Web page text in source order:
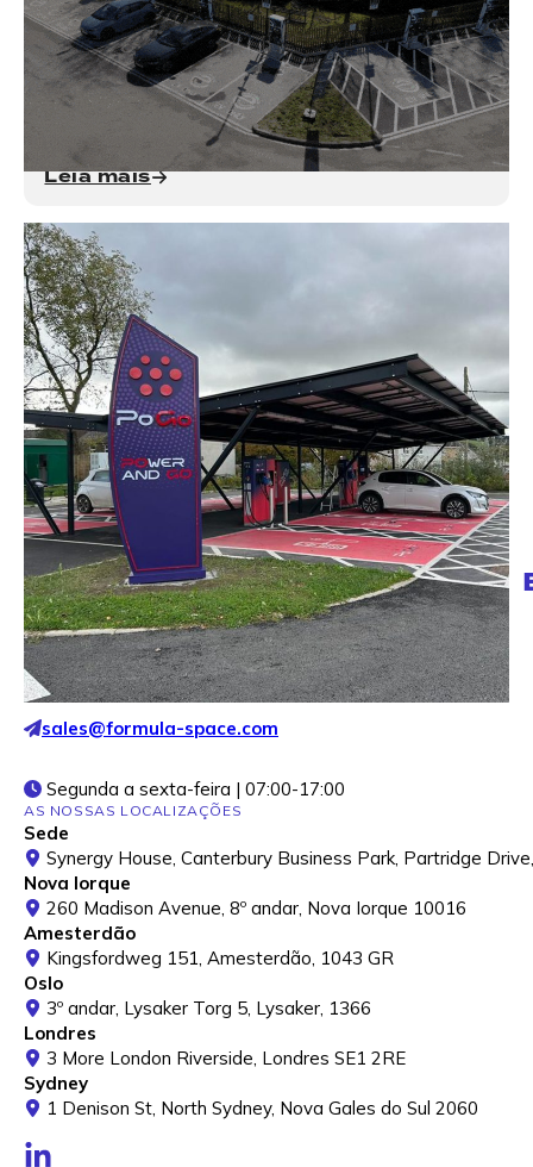
Os nossos produtos e serviços
CableGuard®
Manga protetora para cabos com marcação forense
integrada para impedir roubos e manter os
carregadores operacionais.
Fundamentos modulares | Em breve!
Fundações modulares para carregadores CC e pilares
alimentadores, projetadas para instalação rápida,
terrenos irregulares e estabilidade.
Um centro de carregamento emblemático baseado
no retalho, entregue ao abrigo do plano de
implementação acelerada da Evyve.
Formula Space um pacote completo de fonte única,
desde a viabilidade e o design da baía até CCTV e
proteção contra colisões.
Leia mais
PoGo - Âmbito completo
A PoGo Charge
dar vida à sua nova e ousada marca, transformando
o design digital em ambientes físicos de
carregamento de veículos elétricos em todo o Reino
Unido.
Leia mais
DETALHES DE CONTACTO
01227 833 979
sales@formula-space.com
Segunda a sexta-feira | 07:00-17:00
AS NOSSAS LOCALIZAÇÕES
Sede
Synergy House, Canterbury Business Park, Partridge
Nova Iorque
260 Madison Avenue, 8º andar, Nova Iorque 10016
Amesterdão
Kingsfordweg 151, Amesterdão, 1043 GR
Oslo
3º andar, Lysaker Torg 5, Lysaker, 1366
Londres
3 More London Riverside, Londres SE1 2RE
Sydney
1 Denison St, North Sydney, Nova Gales do Sul 2060